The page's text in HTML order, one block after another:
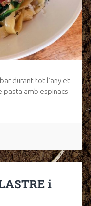
durant tot l’any et
amb espinacs
i